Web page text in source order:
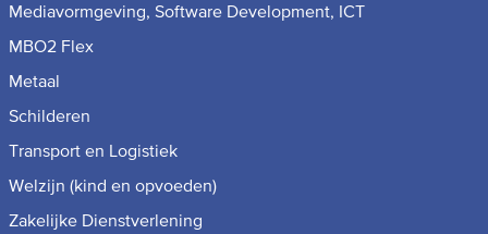
Mediavormgeving, Software Development, ICT
MBO2 Flex
Metaal
Schilderen
Transport en Logistiek
Welzijn (kind en opvoeden)
Zakelijke Dienstverlening